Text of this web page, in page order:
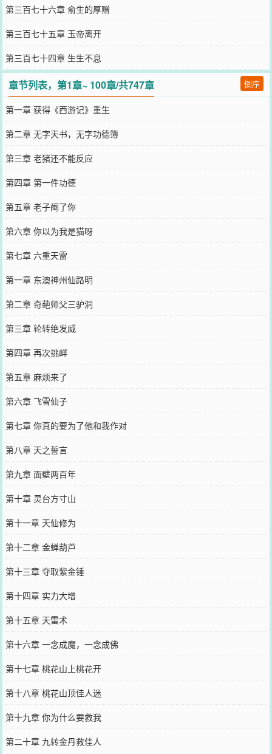
第三百七十六章 俞生的厚赠
第三百七十五章 玉帝离开
第三百七十四章 生生不息
章节列表，第1章~ 100章/共747章 倒序
第一章 获得《西游记》重生
第二章 无字天书，无字功德簿
第三章 老猪还不能反应
第四章 第一件功德
第五章 老子阉了你
第六章 你以为我是猫呀
第七章 六重天雷
第一章 东澳神州仙路明
第二章 奇葩师父三驴洞
第三章 轮转绝发威
第四章 再次挑衅
第五章 麻烦来了
第六章 飞雪仙子
第七章 你真的要为了他和我作对
第八章 天之誓言
第九章 面壁两百年
第十章 灵台方寸山
第十一章 天仙修为
第十二章 金蝉葫芦
第十三章 夺取紫金锤
第十四章 实力大增
第十五章 天雷术
第十六章 一念成魔，一念成佛
第十七章 桃花山上桃花开
第十八章 桃花山顶佳人迷
第十九章 你为什么要救我
第二十章 九转金丹救佳人